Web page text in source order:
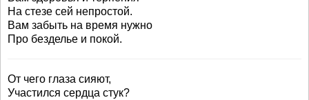
На стезе сей непростой.
Вам забыть на время нужно
Про безделье и покой.
От чего глаза сияют,
Участился сердца стук?